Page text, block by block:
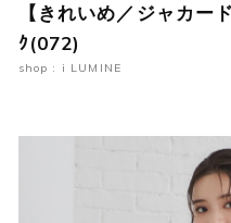
【きれいめ／ジャカ
ｸ(072)
shop : i LUMINE